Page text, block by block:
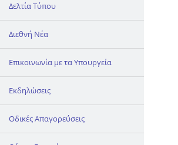
Δελτία Τύπου
Διεθνή Νέα
Επικοινωνία με τα Υπουργεία
Εκδηλώσεις
Οδικές Απαγορεύσεις